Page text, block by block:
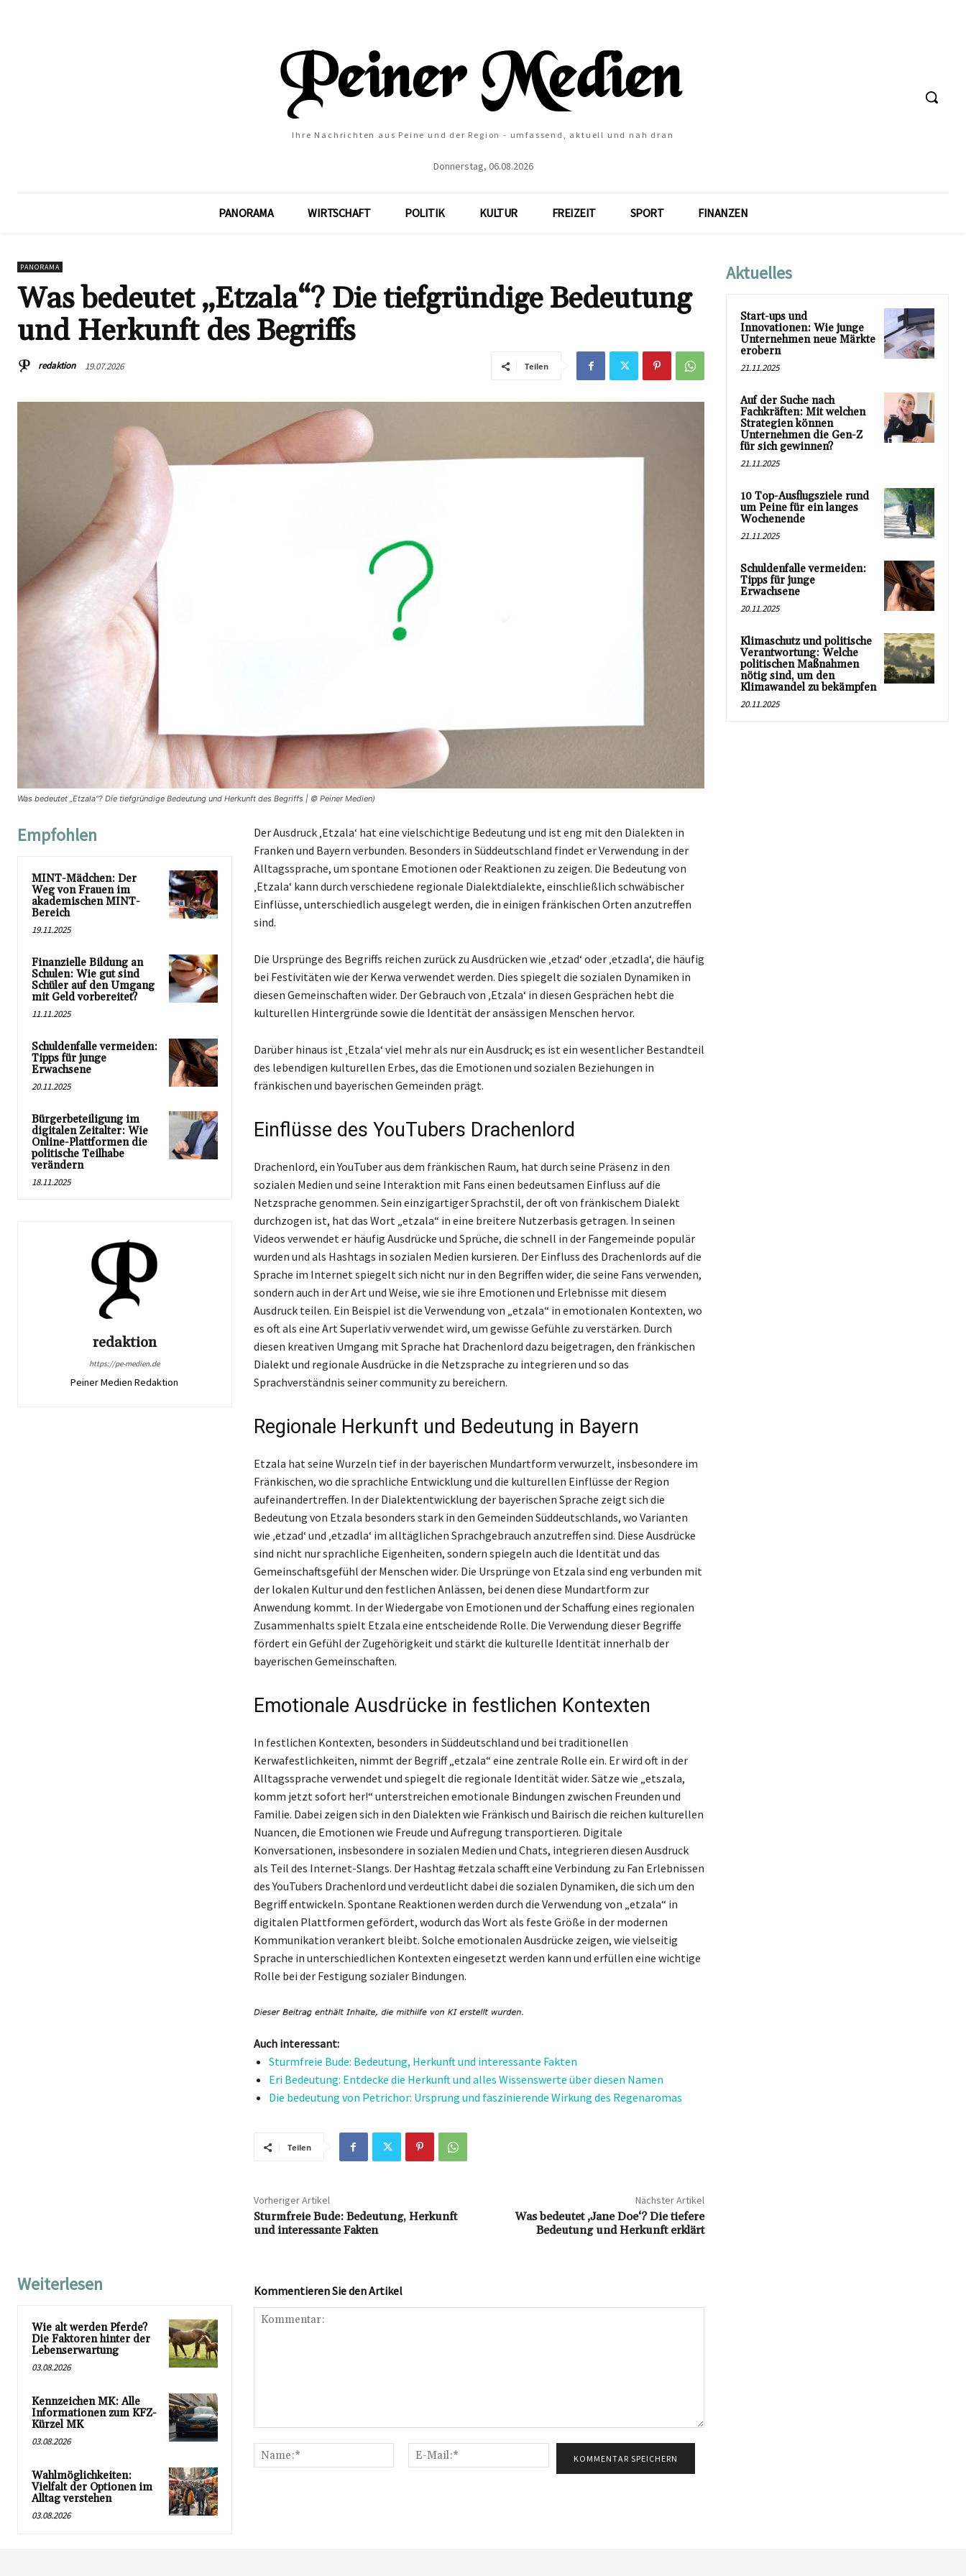
Ihre Nachrichten aus Peine und der Region - umfassend, aktuell und nah dran
Donnerstag, 06.08.2026
PANORAMA WIRTSCHAFT POLITIK KULTUR FREIZEIT SPORT FINANZEN
PANORAMA
Was bedeutet „Etzala“? Die tiefgründige Bedeutung
und Herkunft des Begriffs
redaktion 19.07.2026 Teilen
Was bedeutet „Etzala“? Die tiefgründige Bedeutung und Herkunft des Begriffs | © Peiner Medien)
Empfohlen
MINT-Mädchen: Der
Weg von Frauen im
akademischen MINT-
Bereich
19.11.2025
Finanzielle Bildung an
Schulen: Wie gut sind
Schüler auf den Umgang
mit Geld vorbereitet?
11.11.2025
Schuldenfalle vermeiden:
Tipps für junge
Erwachsene
20.11.2025
Bürgerbeteiligung im
digitalen Zeitalter: Wie
Online-Plattformen die
politische Teilhabe
verändern
18.11.2025
redaktion
https://pe-medien.de
Peiner Medien Redaktion
Der Ausdruck ‚Etzala‘ hat eine vielschichtige Bedeutung und ist eng mit den Dialekten in
Franken und Bayern verbunden. Besonders in Süddeutschland findet er Verwendung in der
Alltagssprache, um spontane Emotionen oder Reaktionen zu zeigen. Die Bedeutung von
‚Etzala‘ kann durch verschiedene regionale Dialektdialekte, einschließlich schwäbischer
Einflüsse, unterschiedlich ausgelegt werden, die in einigen fränkischen Orten anzutreffen
sind.
Die Ursprünge des Begriffs reichen zurück zu Ausdrücken wie ‚etzad‘ oder ‚etzadla‘, die häufig
bei Festivitäten wie der Kerwa verwendet werden. Dies spiegelt die sozialen Dynamiken in
diesen Gemeinschaften wider. Der Gebrauch von ‚Etzala‘ in diesen Gesprächen hebt die
kulturellen Hintergründe sowie die Identität der ansässigen Menschen hervor.
Darüber hinaus ist ‚Etzala‘ viel mehr als nur ein Ausdruck; es ist ein wesentlicher Bestandteil
des lebendigen kulturellen Erbes, das die Emotionen und sozialen Beziehungen in
fränkischen und bayerischen Gemeinden prägt.
Einflüsse des YouTubers Drachenlord
Drachenlord, ein YouTuber aus dem fränkischen Raum, hat durch seine Präsenz in den
sozialen Medien und seine Interaktion mit Fans einen bedeutsamen Einfluss auf die
Netzsprache genommen. Sein einzigartiger Sprachstil, der oft von fränkischem Dialekt
durchzogen ist, hat das Wort „etzala“ in eine breitere Nutzerbasis getragen. In seinen
Videos verwendet er häufig Ausdrücke und Sprüche, die schnell in der Fangemeinde populär
wurden und als Hashtags in sozialen Medien kursieren. Der Einfluss des Drachenlords auf die
Sprache im Internet spiegelt sich nicht nur in den Begriffen wider, die seine Fans verwenden,
sondern auch in der Art und Weise, wie sie ihre Emotionen und Erlebnisse mit diesem
Ausdruck teilen. Ein Beispiel ist die Verwendung von „etzala“ in emotionalen Kontexten, wo
es oft als eine Art Superlativ verwendet wird, um gewisse Gefühle zu verstärken. Durch
diesen kreativen Umgang mit Sprache hat Drachenlord dazu beigetragen, den fränkischen
Dialekt und regionale Ausdrücke in die Netzsprache zu integrieren und so das
Sprachverständnis seiner community zu bereichern.
Regionale Herkunft und Bedeutung in Bayern
Etzala hat seine Wurzeln tief in der bayerischen Mundartform verwurzelt, insbesondere im
Fränkischen, wo die sprachliche Entwicklung und die kulturellen Einflüsse der Region
aufeinandertreffen. In der Dialektentwicklung der bayerischen Sprache zeigt sich die
Bedeutung von Etzala besonders stark in den Gemeinden Süddeutschlands, wo Varianten
wie ‚etzad‘ und ‚etzadla‘ im alltäglichen Sprachgebrauch anzutreffen sind. Diese Ausdrücke
sind nicht nur sprachliche Eigenheiten, sondern spiegeln auch die Identität und das
Gemeinschaftsgefühl der Menschen wider. Die Ursprünge von Etzala sind eng verbunden mit
der lokalen Kultur und den festlichen Anlässen, bei denen diese Mundartform zur
Anwendung kommt. In der Wiedergabe von Emotionen und der Schaffung eines regionalen
Zusammenhalts spielt Etzala eine entscheidende Rolle. Die Verwendung dieser Begriffe
fördert ein Gefühl der Zugehörigkeit und stärkt die kulturelle Identität innerhalb der
bayerischen Gemeinschaften.
Emotionale Ausdrücke in festlichen Kontexten
In festlichen Kontexten, besonders in Süddeutschland und bei traditionellen
Kerwafestlichkeiten, nimmt der Begriff „etzala“ eine zentrale Rolle ein. Er wird oft in der
Alltagssprache verwendet und spiegelt die regionale Identität wider. Sätze wie „etszala,
komm jetzt sofort her!“ unterstreichen emotionale Bindungen zwischen Freunden und
Familie. Dabei zeigen sich in den Dialekten wie Fränkisch und Bairisch die reichen kulturellen
Nuancen, die Emotionen wie Freude und Aufregung transportieren. Digitale
Konversationen, insbesondere in sozialen Medien und Chats, integrieren diesen Ausdruck
als Teil des Internet-Slangs. Der Hashtag #etzala schafft eine Verbindung zu Fan Erlebnissen
des YouTubers Drachenlord und verdeutlicht dabei die sozialen Dynamiken, die sich um den
Begriff entwickeln. Spontane Reaktionen werden durch die Verwendung von „etzala“ in
digitalen Plattformen gefördert, wodurch das Wort als feste Größe in der modernen
Kommunikation verankert bleibt. Solche emotionalen Ausdrücke zeigen, wie vielseitig
Sprache in unterschiedlichen Kontexten eingesetzt werden kann und erfüllen eine wichtige
Rolle bei der Festigung sozialer Bindungen.
Auch interessant:
Sturmfreie Bude: Bedeutung, Herkunft und interessante Fakten
Eri Bedeutung: Entdecke die Herkunft und alles Wissenswerte über diesen Namen
Die bedeutung von Petrichor: Ursprung und faszinierende Wirkung des Regenaromas
Teilen
Vorheriger Artikel
Sturmfreie Bude: Bedeutung, Herkunft
und interessante Fakten
Nächster Artikel
Was bedeutet ‚Jane Doe‘? Die tiefere
Bedeutung und Herkunft erklärt
Weiterlesen
Wie alt werden Pferde?
Die Faktoren hinter der
Lebenserwartung
03.08.2026
Kennzeichen MK: Alle
Informationen zum KFZ-
Kürzel MK
03.08.2026
Wahlmöglichkeiten:
Vielfalt der Optionen im
Alltag verstehen
03.08.2026
Kommentieren Sie den Artikel
Name:*
Mail:*
Aktuelles
Start-ups und
Innovationen: Wie junge
Unternehmen neue Märkte
erobern
21.11.2025
Auf der Suche nach
Fachkräften: Mit welchen
Strategien können
Unternehmen die Gen-Z
für sich gewinnen?
21.11.2025
10 Top-Ausflugsziele rund
um Peine für ein langes
Wochenende
21.11.2025
Schuldenfalle vermeiden:
Tipps für junge
Erwachsene
20.11.2025
Klimaschutz und politische
Verantwortung: Welche
politischen Maßnahmen
nötig sind, um den
Klimawandel zu bekämpfen
20.11.2025